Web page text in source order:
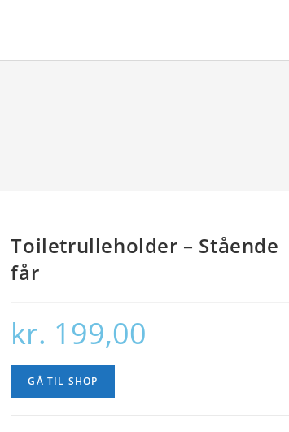
Toiletrulleholder – Stående
får
kr. 199,00
GÅ TIL SHOP